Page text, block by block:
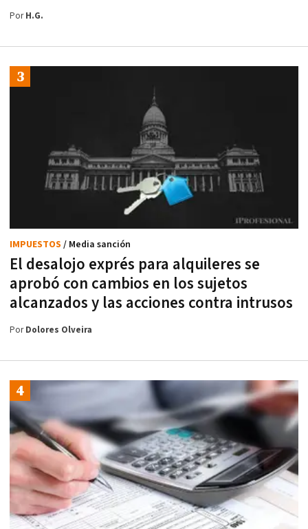
PorH.G.
El desalojo exprés para alquileres se
aprobó con cambios en los sujetos
alcanzados y las acciones contra intrusos
IMPUESTOS / Media sanción
PorDolores Olveira